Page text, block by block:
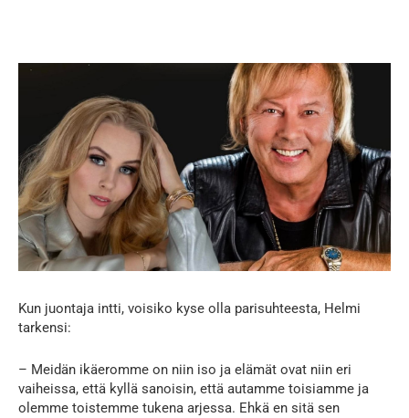
Kun juontaja intti, voisiko kyse olla parisuhteesta, Helmi
tarkensi:
– Meidän ikäeromme on niin iso ja elämät ovat niin eri
vaiheissa, että kyllä sanoisin, että autamme toisiamme ja
olemme toistemme tukena arjessa. Ehkä en sitä sen